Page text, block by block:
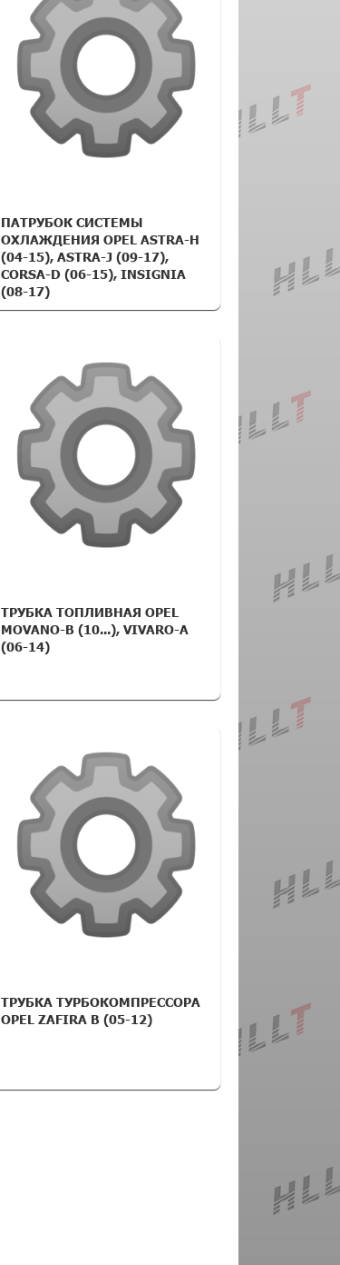
ПАТРУБОК СИСТЕМЫ
ОХЛАЖДЕНИЯ OPEL ASTRA-H
(04-15), ASTRA-J (09-17),
CORSA-D (06-15), INSIGNIA
(08-17)
ТРУБКА ТОПЛИВНАЯ OPEL
MOVANO-B (10...), VIVARO-A
(06-14)
ТРУБКА ТУРБОКОМПРЕССОРА
OPEL ZAFIRA B (05-12)